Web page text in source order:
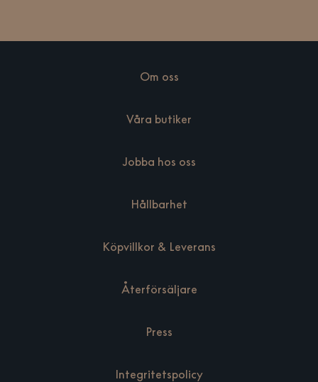
Om oss
Våra butiker
Jobba hos oss
Hållbarhet
Köpvillkor & Leverans
Återförsäljare
Press
Integritetspolicy